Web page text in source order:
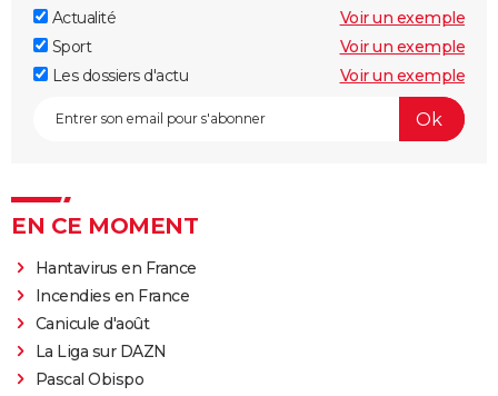
Actualité
Voir un exemple
Sport
Voir un exemple
Les dossiers d'actu
Voir un exemple
EN CE MOMENT
Hantavirus en France
Incendies en France
Canicule d'août
La Liga sur DAZN
Pascal Obispo